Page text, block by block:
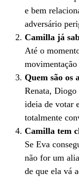
e bem
adversário
Camilla já
Até o
Quem são os
Renata, Diogo
ideia de votar
totalmente
Camilla tem
Se Eva
não for um
de que ela vá